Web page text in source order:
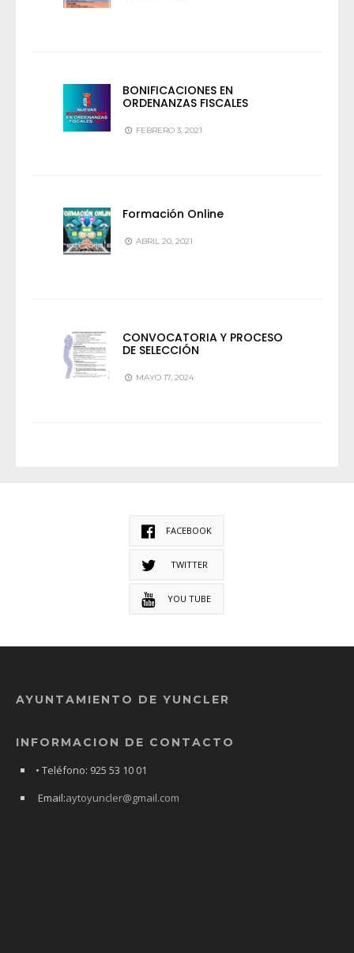
BONIFICACIONES EN
ORDENANZAS FISCALES
FEBRERO 3, 2021
Formación Online
ABRIL 20, 2021
CONVOCATORIA Y PROCESO
DE SELECCIÓN
MAYO 17, 2024
FACEBOOK
TWITTER
YOU TUBE
AYUNTAMIENTO DE YUNCLER
INFORMACION DE CONTACTO
• Teléfono: 925 53 10 01
Email:aytoyuncler@gmail.com